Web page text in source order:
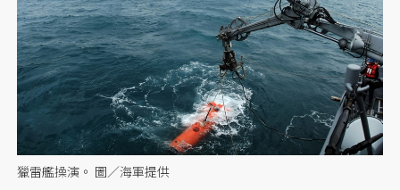
獵雷艦操演。 圖／海軍提供